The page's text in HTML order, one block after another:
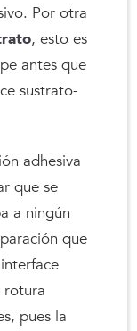
Por otra
, esto es
antes que
sustrato-
adhesiva
que se
a ningún
que
rotura
pues la